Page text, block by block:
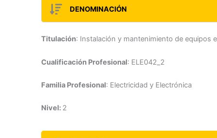
DENOMINACIÓN
Titulación: Instalación y mantenimiento de equipos
Cualificación Profesional: ELE042_2
Familia Profesional: Electricidad y Electrónica
Nivel: 2